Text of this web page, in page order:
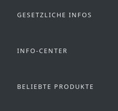
GESETZLICHE INFOS
INFO-CENTER
BELIEBTE PRODUKTE